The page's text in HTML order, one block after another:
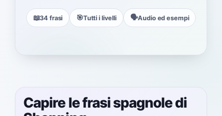
📖34 frasi 🎯Tutti i livelli 🗣️Audio ed esempi
Capire le frasi spagnole di